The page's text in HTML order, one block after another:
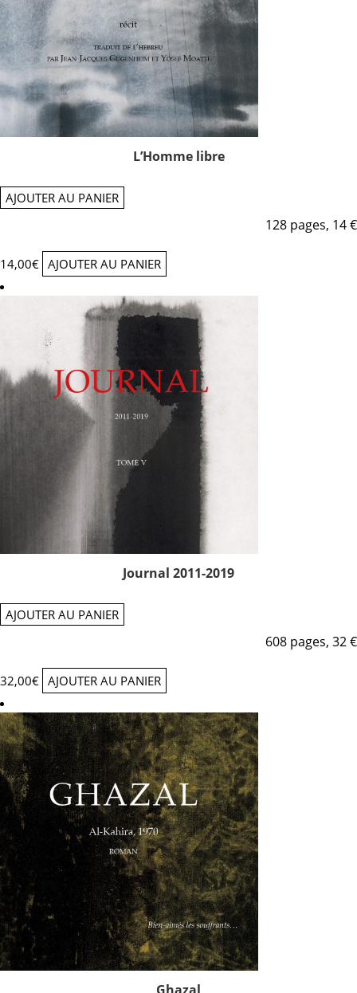
L’Homme libre
AJOUTER AU PANIER
128 pages, 14 €
14,00€ AJOUTER AU PANIER
Journal 2011-2019
AJOUTER AU PANIER
608 pages, 32 €
32,00€ AJOUTER AU PANIER